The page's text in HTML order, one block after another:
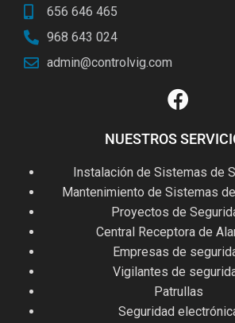
656 646 465
968 643 024
admin@controlvig.com
NUESTROS
Instalación de Sistemas de
Mantenimiento de Sistemas
Proyectos de
Central Receptora de
Empresas de
Vigilantes de
Patrullas
Seguridad